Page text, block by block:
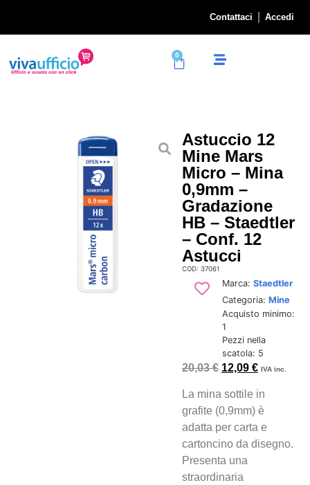
Contattaci Accedi
0
Astuccio 12
Mine Mars
Micro – Mina
0,9mm –
Gradazione
HB – Staedtler
– Conf. 12
Astucci
COD: 37061
Marca: Staedtler
Categoria: Mine
Acquisto minimo:
1
Pezzi nella
scatola: 5
20,03€ 12,09 € IVA inc.
La mina sottile in
grafite (0,9mm) è
adatta per carta e
cartoncino da disegno.
Presenta una
straordinaria